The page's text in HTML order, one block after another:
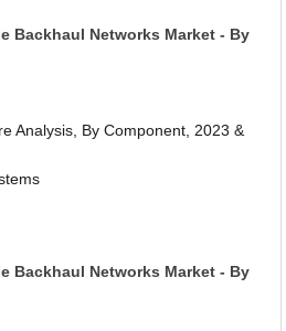
Backhaul Networks Market - By
Analysis, By Component, 2023 &
Backhaul Networks Market - By